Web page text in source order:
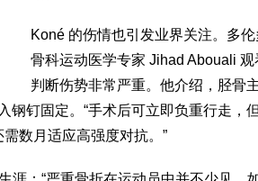
Koné 的伤情也引发业界关注。多伦
骨科运动医学专家 Jihad Abouali
判断伤势非常严重。他介绍，胫骨
钢钉固定。“手术后可立即负重行走，
数月适应高强度对抗。”